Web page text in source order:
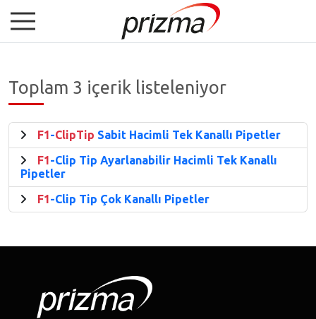
Toplam 3 içerik listeleniyor
F1-ClipTip Sabit Hacimli Tek Kanallı Pipetler
F1-Clip Tip Ayarlanabilir Hacimli Tek Kanallı
Pipetler
F1-Clip Tip Çok Kanallı Pipetler